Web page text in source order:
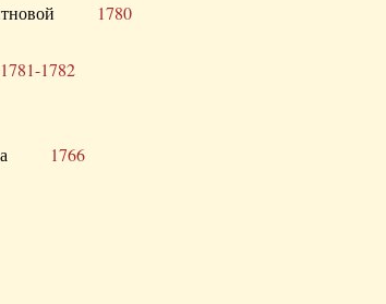
1780
1782
1766